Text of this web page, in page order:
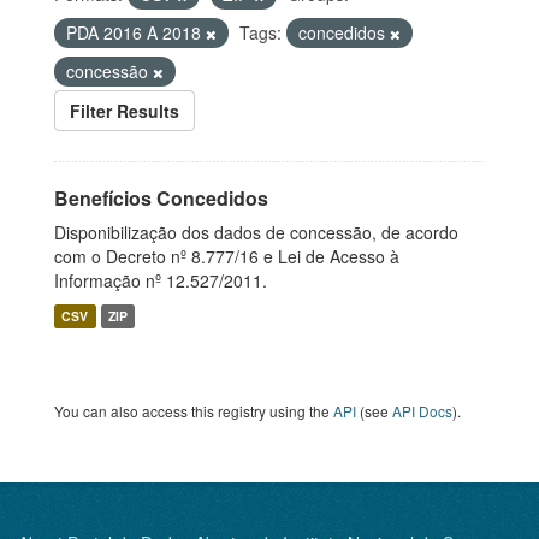
PDA 2016 A 2018
Tags:
concedidos
concessão
Filter Results
Benefícios Concedidos
Disponibilização dos dados de concessão, de acordo
com o Decreto nº 8.777/16 e Lei de Acesso à
Informação nº 12.527/2011.
CSV ZIP
You can also access this registry using the API (see API Docs).